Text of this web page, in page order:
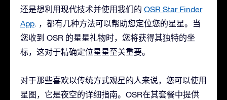
还是想利用现代技术并使用我们的 OSR Star Finder
App. ，都有几种方法可以帮助您定位您的星星。当
您收到 OSR 的星星礼物时，您将获得其独特的坐
标，这对于精确定位星星至关重要。
对于那些喜欢以传统方式观星的人来说，您可以使用
星图，它是夜空的详细指南。OSR在其套餐中提供